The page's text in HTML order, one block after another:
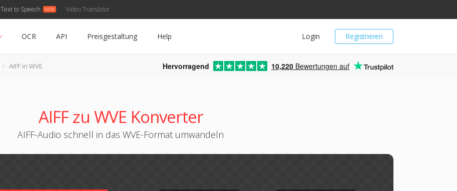
Text to Speech Video Translator
Registrieren
Login
OCR API Preisgestaltung Help
AIFF in WVE Hervorragend 10,220 Bewertungen auf
AIFF zu WVE Konverter
AIFF-Audio schnell in das WVE-Format umwandeln